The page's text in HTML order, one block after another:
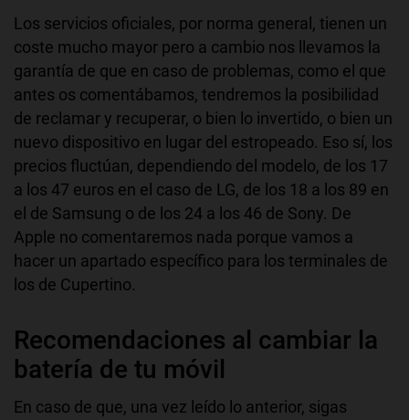
Los servicios oficiales, por norma general, tienen un
coste mucho mayor pero a cambio nos llevamos la
garantía de que en caso de problemas, como el que
antes os comentábamos, tendremos la posibilidad
de reclamar y recuperar, o bien lo invertido, o bien un
nuevo dispositivo en lugar del estropeado. Eso sí, los
precios fluctúan, dependiendo del modelo, de los 17
a los 47 euros en el caso de LG, de los 18 a los 89 en
el de Samsung o de los 24 a los 46 de Sony. De
Apple no comentaremos nada porque vamos a
hacer un apartado específico para los terminales de
los de Cupertino.
Recomendaciones al cambiar la
batería de tu móvil
En caso de que, una vez leído lo anterior, sigas